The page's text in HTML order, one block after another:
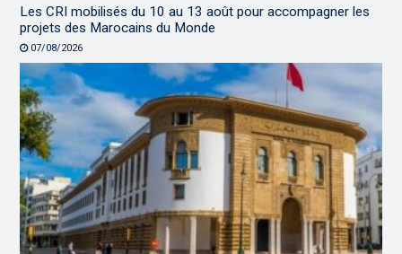
Les CRI mobilisés du 10 au 13 août pour accompagner les
projets des Marocains du Monde
07/08/2026